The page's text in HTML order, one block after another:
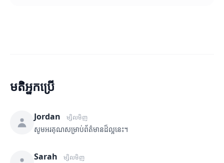
មតិអ្នកប្រើ
Jordan ម្សិលមិញ
សូមអរគុណសម្រាប់ព័ត៌មានដ៏ល្អនេះ។
Sarah ម្សិលមិញ